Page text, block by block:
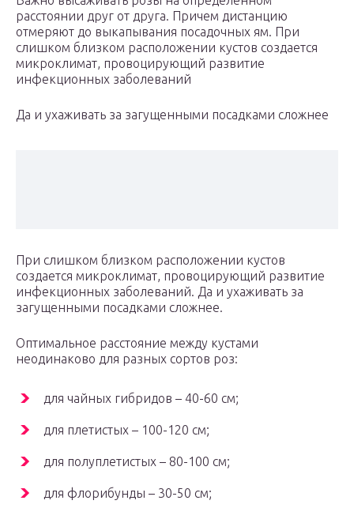
расстоянии друг от друга. Причем дистанцию
отмеряют до выкапывания посадочных ям. При
слишком близком расположении кустов создается
микроклимат, провоцирующий развитие
инфекционных заболеваний
Да и ухаживать за загущенными посадками сложнее
При слишком близком расположении кустов
создается микроклимат, провоцирующий развитие
инфекционных заболеваний. Да и ухаживать за
загущенными посадками сложнее.
Оптимальное расстояние между кустами
неодинаково для разных сортов роз:
для чайных гибридов – 40-60 см;
для плетистых – 100-120 см;
для полуплетистых – 80-100 см;
для флорибунды – 30-50 см;